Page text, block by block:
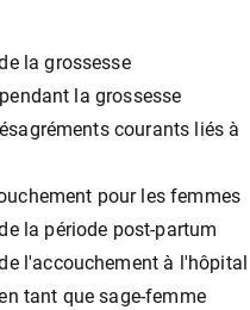
la grossesse
la grossesse
courants liés à
pour les femmes
la période post-partum
l'accouchement à l'hôpital
tant que sage-femme